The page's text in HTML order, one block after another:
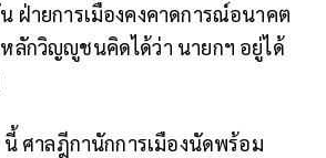
ฝ่ายการเมืองคงคาดการณ์อนาคต
ลักวิญญูชนคิดได้ว่า นายกฯ อยู่ได้
ศาลฎีกานักการเมืองนัดพร้อม